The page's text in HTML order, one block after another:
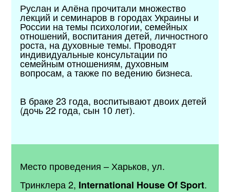
Руслан и Алёна прочитали множество
лекций и семинаров в городах Украины и
России на темы психологии, семейных
отношений, воспитания детей, личностного
роста, на духовные темы. Проводят
индивидуальные консультации по
семейным отношениям, духовным
вопросам, а также по ведению бизнеса.
В браке 23 года, воспитывают двоих детей
(дочь 22 года, сын 10 лет).
Место проведения– Харьков,ул.
Тринклера 2, International House Of Sport.